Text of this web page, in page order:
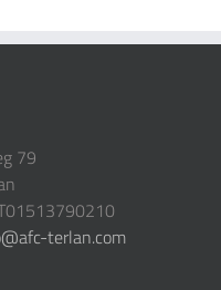
79
terlan.com